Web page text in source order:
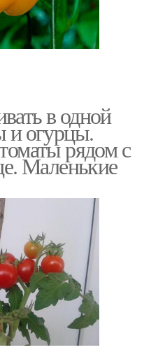
в одной
и огурцы.
рядом с
Маленькие